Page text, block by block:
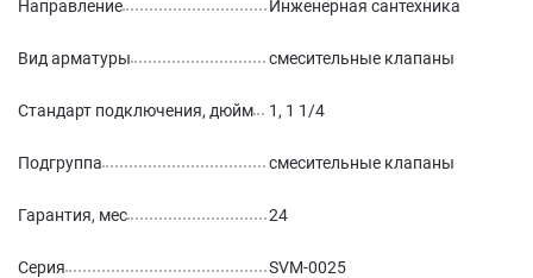
Направление Инженерная сантехника
Вид арматуры смесительные клапаны
Стандарт подключения, дюйм 1, 1 1/4
Подгруппа смесительные клапаны
Гарантия, мес 24
Серия SVM-0025